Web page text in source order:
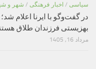
سیاسی / اخبار فرهنگی / شهر و
بهزیستی فرزندان طلاق
مرداد 16, 1405